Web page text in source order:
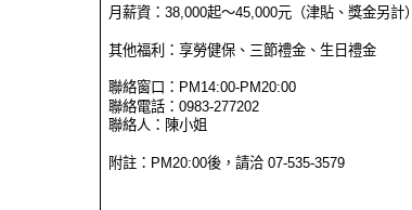
月薪資：38,000起～45,000元（津貼、獎金另計）
其他福利：享勞健保、三節禮金、生日禮金
聯絡窗口：PM14:00-PM20:00
聯絡電話：0983-277202
聯絡人：陳小姐
附註：PM20:00後，請洽 07-535-3579